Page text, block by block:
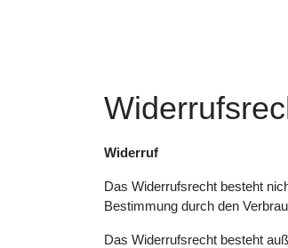
Widerruf
Das Widerrufsrecht besteht
Bestimmung durch den
Das Widerrufsrecht besteht